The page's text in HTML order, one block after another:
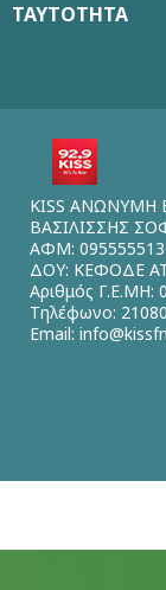
ΤΑΥΤΟΤΗΤΑ
KISS ΑΝΩΝΥΜΗ
ΒΑΣΙΛΙΣΣΗΣ
ΑΦΜ: 095555513
ΔΟΥ: ΚΕΦΟΔΕ
Αριθμός Γ.Ε.ΜΗ:
Τηλέφωνο:
Email: